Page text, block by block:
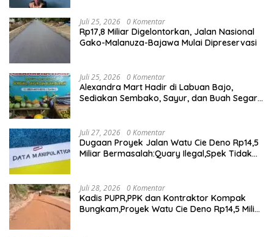
Juli 25, 2026 0 Komentar
Rp17,8 Miliar Digelontorkan, Jalan Nasional
Gako-Malanuza-Bajawa Mulai Dipreservasi
Juli 25, 2026 0 Komentar
Alexandra Mart Hadir di Labuan Bajo,
Sediakan Sembako, Sayur, dan Buah Segar
Juli 27, 2026 0 Komentar
Dugaan Proyek Jalan Watu Cie Deno Rp14,5
Miliar Bermasalah:Quary Ilegal,Spek Tidak
Juli 28, 2026 0 Komentar
Kadis PUPR,PPK dan Kontraktor Kompak
Bungkam,Proyek Watu Cie Deno Rp14,5 Miliar